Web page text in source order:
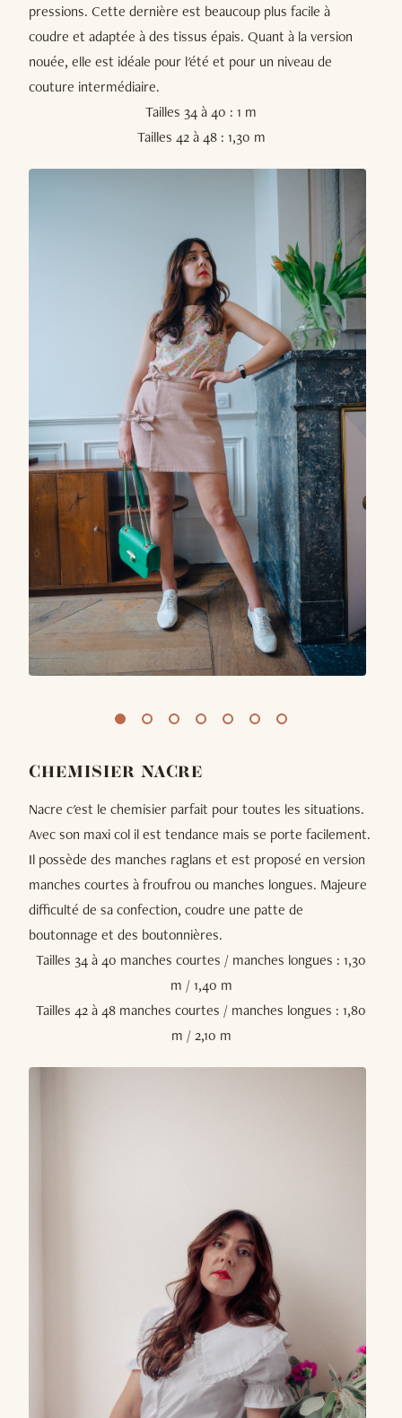
pressions. Cette dernière est beaucoup plus facile à
coudre et adaptée à des tissus épais. Quant à la version
nouée, elle est idéale pour l'été et pour un niveau de
couture intermédiaire.
Tailles 34 à 40 : 1 m
Tailles 42 à 48 : 1,30 m
CHEMISIER NACRE
Nacre c'est le chemisier parfait pour toutes les situations.
Avec son maxi col il est tendance mais se porte facilement.
Il possède des manches raglans et est proposé en version
manches courtes à froufrou ou manches longues. Majeure
difficulté de sa confection, coudre une patte de
boutonnage et des boutonnières.
Tailles 34 à 40 manches courtes / manches longues : 1,30
m / 1,40 m
Tailles 42 à 48 manches courtes / manches longues : 1,80
m / 2,10 m